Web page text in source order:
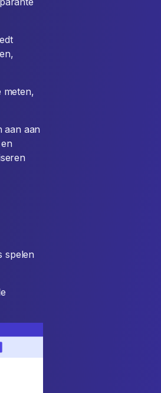
meten,
aan aan
spelen